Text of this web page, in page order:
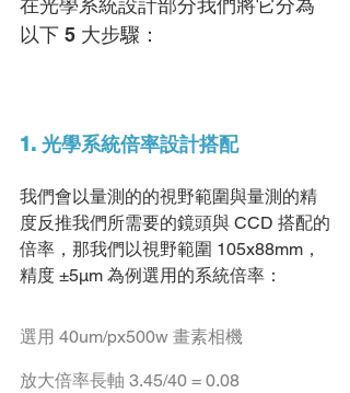
在光學系統設計部分我們將它分為
以下 5 ⼤步驟：
1. 光學系統倍率設計搭配
我們會以量測的的視野範圍與量測的精
度反推我們所需要的鏡頭與 CCD 搭配的
倍率，那我們以視野範圍 105x88mm，
精度 ±5μm 為例選⽤的系統倍率：
選⽤ 40um/px500w 畫素相機
放⼤倍率長軸 3.45/40 = 0.08